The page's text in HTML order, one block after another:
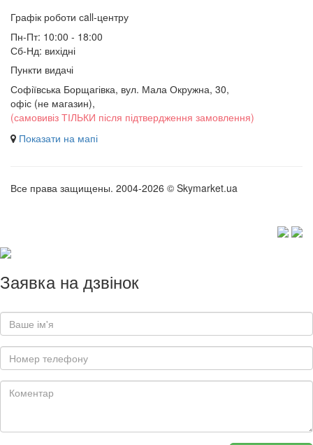
Графік роботи сall-центру
Пн-Пт: 10:00 - 18:00
Сб-Нд: вихідні
Пункти видачі
Софіївська Борщагівка, вул. Мала Окружна, 30,
офіс (не магазин),
(самовивіз ТІЛЬКИ після підтвердження замовлення)
Показати на мапі
Все права защищены. 2004-2026 © Skymarket.ua
Заявка на дзвінок